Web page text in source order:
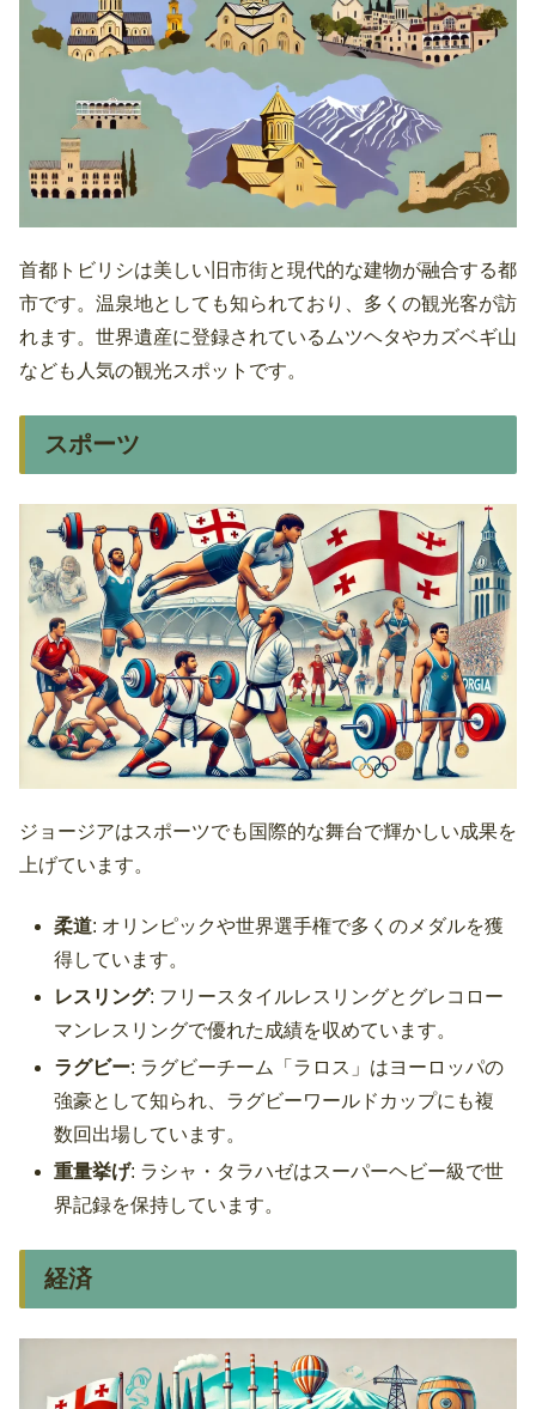
首都トビリシは美しい旧市街と現代的な建物が融合する都
市です。温泉地としても知られており、多くの観光客が訪
れます。世界遺産に登録されているムツヘタやカズベギ山
なども人気の観光スポットです。
スポーツ
ジョージアはスポーツでも国際的な舞台で輝かしい成果を
上げています。
柔道: オリンピックや世界選手権で多くのメダルを獲
得しています。
レスリング: フリースタイルレスリングとグレコロー
マンレスリングで優れた成績を収めています。
ラグビー: ラグビーチーム「ラロス」はヨーロッパの
強豪として知られ、ラグビーワールドカップにも複
数回出場しています。
重量挙げ: ラシャ・タラハゼはスーパーヘビー級で世
界記録を保持しています。
経済